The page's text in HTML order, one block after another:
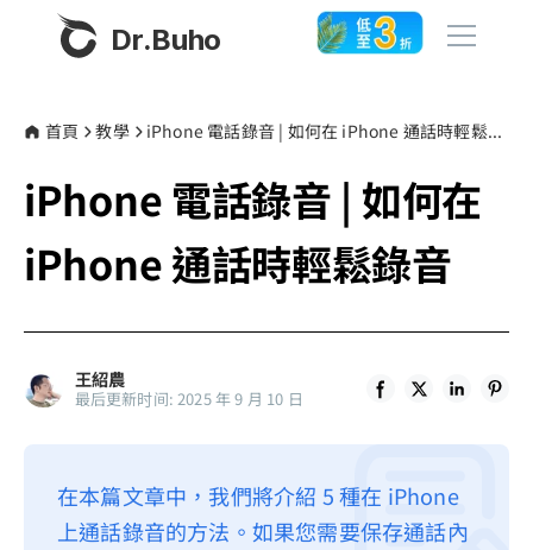
Dr.Buho
產品
BuhoCleaner
BuhoUnlocker
BuhoRepair
BuhoNTFS
商店
關於我們
聯絡我們
首頁 教學 iPhone 電話錄音 | 如何在 iPhone 通話時輕鬆錄音
iPhone 電話錄音 | 如何在
iPhone 通話時輕鬆錄音
王紹農
最后更新时间: 2025 年 9 月 10 日
在本篇文章中，我們將介紹 5 種在 iPhone
上通話錄音的方法。如果您需要保存通話內